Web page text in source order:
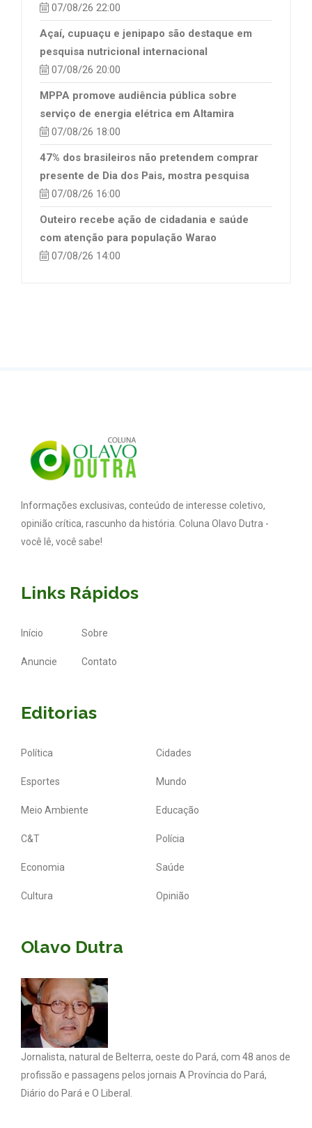
07/08/26 22:00
Açaí, cupuaçu e jenipapo são destaque em
pesquisa nutricional internacional
07/08/26 20:00
MPPA promove audiência pública sobre
serviço de energia elétrica em Altamira
07/08/26 18:00
47% dos brasileiros não pretendem comprar
presente de Dia dos Pais, mostra pesquisa
07/08/26 16:00
Outeiro recebe ação de cidadania e saúde
com atenção para população Warao
07/08/26 14:00
Informações exclusivas, conteúdo de interesse coletivo,
opinião crítica, rascunho da história. Coluna Olavo Dutra -
você lê, você sabe!
Links Rápidos
Início Sobre
Anuncie Contato
Editorias
Política Cidades
Esportes Mundo
Meio Ambiente Educação
C&T Polícia
Economia Saúde
Cultura Opinião
Olavo Dutra
Jornalista, natural de Belterra, oeste do Pará, com 48 anos de
profissão e passagens pelos jornais A Província do Pará,
Diário do Pará e O Liberal.